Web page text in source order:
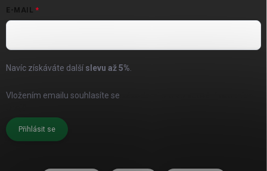
E-MAIL
Navíc získáváte další slevu až5%.
Vložením emailu souhlasíte se
Přihlásit se